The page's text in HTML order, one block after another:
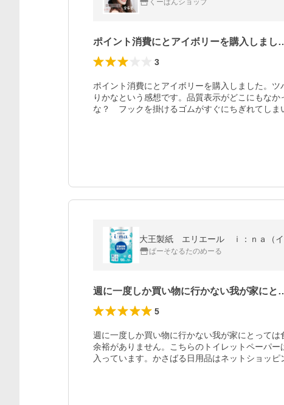
くーぱんショップ
ポイント消費にとアイボリーを購入しまし
3
ポイント消費にとアイボリーを購入しました。
りかなという感想です。品質表示がどこにもな
な？　フックを掛けるゴムがすぐにちぎれてしま
ぱーそなるたのめーる
週に一度しか買い物に行かない我が家にと
5
週に一度しか買い物に行かない我が家にとって
余裕がありません。こちらのトイレットペーパ
入っています。かさばる日用品はネットショッピ